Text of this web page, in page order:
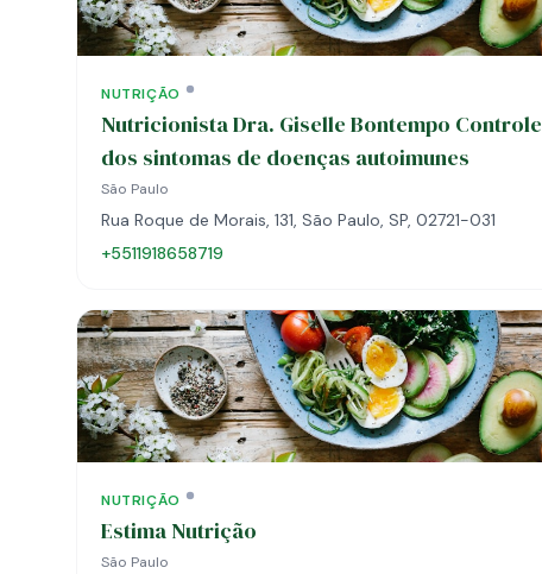
NUTRIÇÃO
Nutricionista Dra. Giselle Bontempo Controle
dos sintomas de doenças autoimunes
São Paulo
Rua Roque de Morais, 131, São Paulo, SP, 02721-031
+5511918658719
NUTRIÇÃO
Estima Nutrição
São Paulo